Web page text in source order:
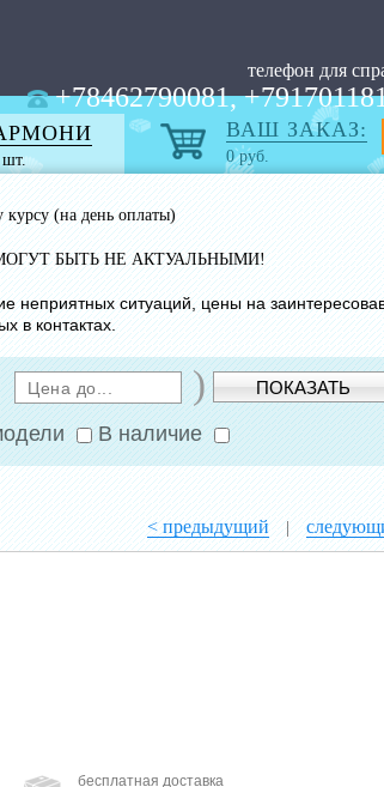
телефон для
+78462790081,
шт.
ВАШ ЗАКАЗ:
0руб.
(на день оплаты)
БЫТЬ НЕ АКТУАЛЬНЫМИ!
неприятных ситуаций, цены на
в контактах.
) ПОКАЗАТЬ
В наличие
< предыдущий |
бесплатная доставка